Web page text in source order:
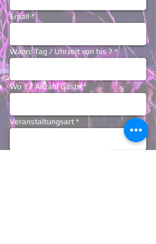
Email
Wann: Tag / Uhrzeit von bis ?
Wo ? / Anzahl Gäste
Veranstaltungsart